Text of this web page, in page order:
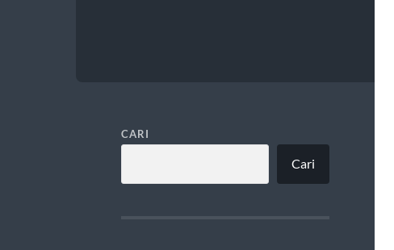
CARI
Cari